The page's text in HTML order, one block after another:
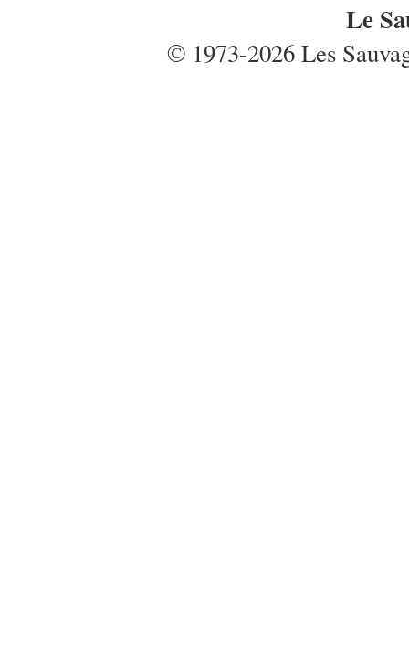
Le
© 1973-2026 Les